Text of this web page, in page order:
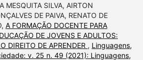
MESQUITA SILVA, AIRTON
DE PAIVA, RENATO DE
A FORMAÇÃO DOCENTE PARA
DE JOVENS E ADULTOS:
DIREITO DE APRENDER , Linguagens,
v. 25 n. 49 (2021): Linguagens,